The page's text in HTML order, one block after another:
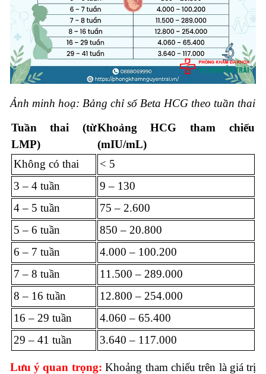
Ảnh minh hoạ: Bảng chỉ số Beta HCG theo tuần thai
Tuần thai (từ
LMP)
Khoảng HCG tham chiếu
(mIU/mL)
Không có thai
< 5
3 – 4 tuần
9 – 130
4 – 5 tuần
75 – 2.600
5 – 6 tuần
850 – 20.800
6 – 7 tuần
4.000 – 100.200
7 – 8 tuần
11.500 – 289.000
8 – 16 tuần
12.800 – 254.000
16 – 29 tuần
4.060 – 65.400
29 – 41 tuần
3.640 – 117.000
Lưu ý quan trọng: Khoảng tham chiếu trên là giá trị